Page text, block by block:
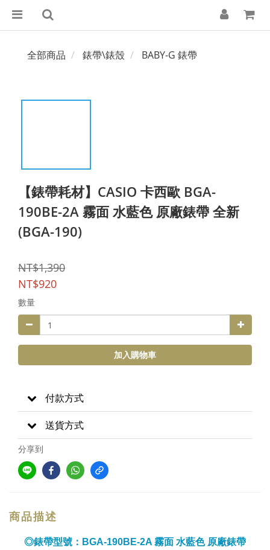
全部商品 錶帶\錶殼 BABY-G 錶帶
【錶帶耗材】CASIO 卡西歐 BGA-
190BE-2A 霧面 水藍色 原廠錶帶 全新
(BGA-190)
NT$1,390
NT$920
數量
加入購物車
付款方式
送貨方式
分享到
商品描述
◎錶帶型號：BGA-190BE-2A 霧面 水藍色 原廠錶帶